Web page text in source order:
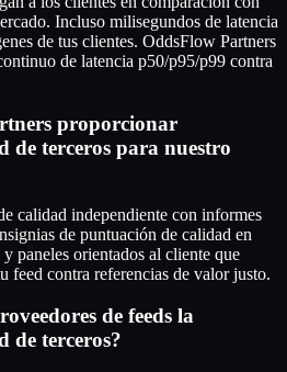
Incluso milisegundos de latencia
de tus clientes. OddsFlow Partners
de latencia p50/p95/p99 contra
proporcionar
de terceros para nuestro
calidad independiente con informes
de puntuación de calidad en
paneles orientados al cliente que
feed contra referencias de valor justo.
de feeds la
de terceros?